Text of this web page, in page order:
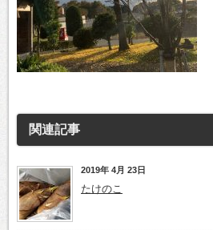
関連記事
2019年 4月 23日
たけのこ